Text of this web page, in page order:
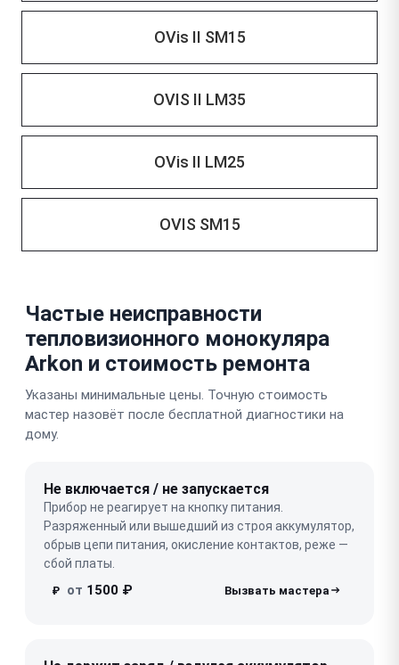
OVis II SM15
OVIS II LM35
OVis II LM25
OVIS SM15
Частые неисправности
тепловизионного монокуляра
Arkon и стоимость ремонта
Указаны минимальные цены. Точную стоимость
мастер назовёт после бесплатной диагностики на
дому.
Не включается / не запускается
Прибор не реагирует на кнопку питания.
Разряженный или вышедший из строя аккумулятор,
обрыв цепи питания, окисление контактов, реже —
сбой платы.
₽ от 1500 ₽